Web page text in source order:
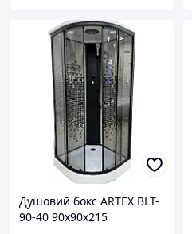
Душовий бокс ARTEX BLT-
90-40 90х90х215